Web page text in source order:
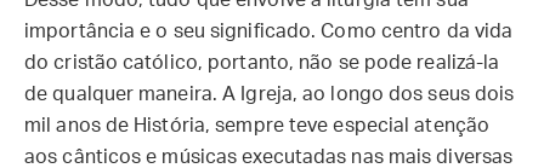
importância e o seu significado. Como centro da vida
do cristão católico, portanto, não se pode realizá-la
de qualquer maneira. A Igreja, ao longo dos seus dois
mil anos de História, sempre teve especial atenção
aos cânticos e músicas executadas nas mais diversas